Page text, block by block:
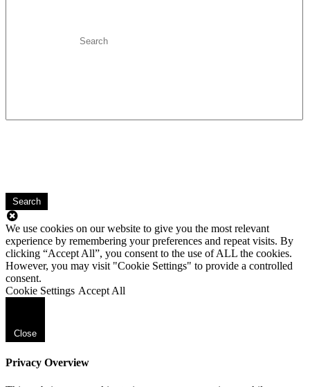
Search
We use cookies on our website to give you the most relevant
experience by remembering your preferences and repeat visits. By
clicking “Accept All”, you consent to the use of ALL the cookies.
However, you may visit "Cookie Settings" to provide a controlled
consent.
Cookie Settings Accept All
Close
Privacy Overview